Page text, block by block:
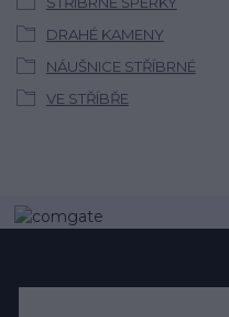
DRAHÉ KAMENY
NÁUŠNICE STŘÍBRNÉ
VE STŘÍBŘE